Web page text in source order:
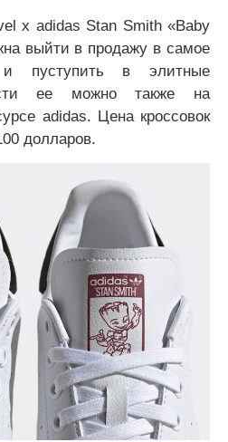
x adidas Stan Smith «Baby
выйти в продажу в самое
пуступить в элитные
ее можно также на
adidas. Цена кроссовок
долларов.